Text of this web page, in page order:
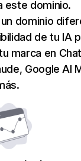
este dominio.
dominio
de tu IA
marca en
Google AI